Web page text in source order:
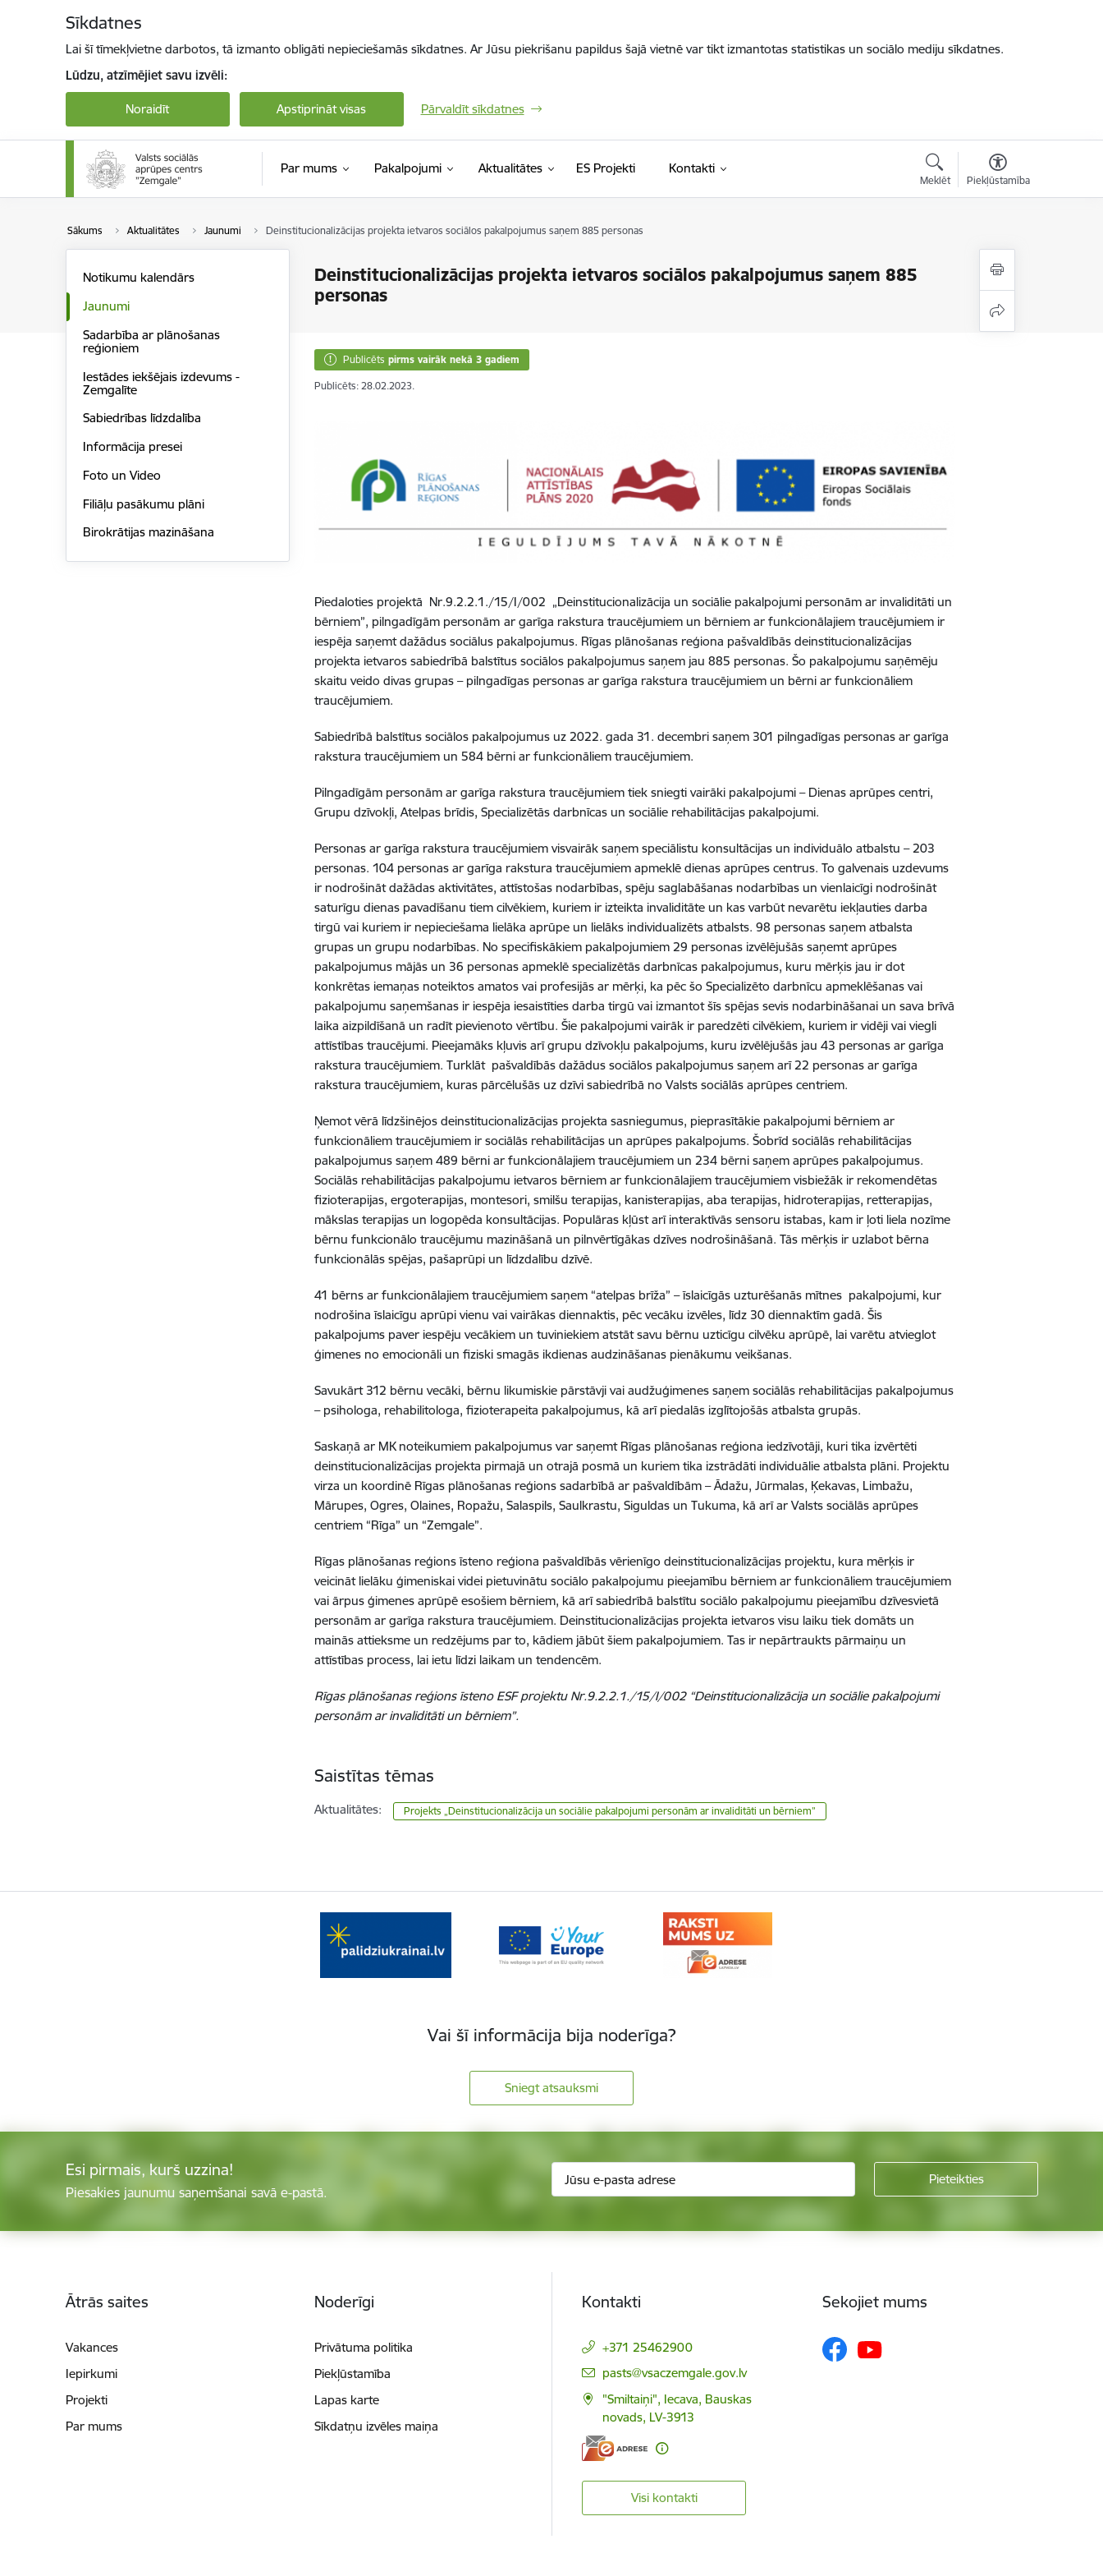
Sīkdatnes
Lai šī tīmekļvietne darbotos, tā izmanto obligāti nepieciešamās sīkdatnes. Ar Jūsu piekrišanu papildus šajā vietnē var tikt izmantotas statistikas un sociālo mediju sīkdatnes.
Lūdzu, atzīmējiet savu izvēli:
Noraidīt Apstiprināt visas Pārvaldīt sīkdatnes
Par mums Pakalpojumi Aktualitātes ES Projekti Kontakti
Meklēt Piekļūstamība
Sākums Aktualitātes Jaunumi Deinstitucionalizācijas projekta ietvaros sociālos pakalpojumus saņem 885 personas
Deinstitucionalizācijas projekta ietvaros sociālos pakalpojumus saņem 885
personas
Notikumu kalendārs
Jaunumi
Sadarbība ar plānošanas
reģioniem
Iestādes iekšējais izdevums -
Zemgalīte
Sabiedrības līdzdalība
Informācija presei
Foto un Video
Filiāļu pasākumu plāni
Birokrātijas mazināšana
Publicēts pirms vairāk nekā 3 gadiem
Publicēts: 28.02.2023.
Piedaloties projektā Nr.9.2.2.1./15/I/002 „Deinstitucionalizācija un sociālie pakalpojumi personām ar invaliditāti un
bērniem”, pilngadīgām personām ar garīga rakstura traucējumiem un bērniem ar funkcionālajiem traucējumiem ir
iespēja saņemt dažādus sociālus pakalpojumus. Rīgas plānošanas reģiona pašvaldībās deinstitucionalizācijas
projekta ietvaros sabiedrībā balstītus sociālos pakalpojumus saņem jau 885 personas. Šo pakalpojumu saņēmēju
skaitu veido divas grupas – pilngadīgas personas ar garīga rakstura traucējumiem un bērni ar funkcionāliem
traucējumiem.
Sabiedrībā balstītus sociālos pakalpojumus uz 2022. gada 31. decembri saņem 301 pilngadīgas personas ar garīga
rakstura traucējumiem un 584 bērni ar funkcionāliem traucējumiem.
Pilngadīgām personām ar garīga rakstura traucējumiem tiek sniegti vairāki pakalpojumi – Dienas aprūpes centri,
Grupu dzīvokļi, Atelpas brīdis, Specializētās darbnīcas un sociālie rehabilitācijas pakalpojumi.
Personas ar garīga rakstura traucējumiem visvairāk saņem speciālistu konsultācijas un individuālo atbalstu–203
personas. 104 personas ar garīga rakstura traucējumiem apmeklē dienas aprūpes centrus.To galvenais uzdevums
ir nodrošināt dažādas aktivitātes, attīstošas nodarbības, spēju saglabāšanas nodarbības un vienlaicīgi nodrošināt
saturīgu dienas pavadīšanu tiem cilvēkiem, kuriem ir izteikta invaliditāte un kas varbūt nevarētu iekļauties darba
tirgū vai kuriem ir nepieciešama lielāka aprūpe un lielāks individualizēts atbalsts. 98 personas saņem atbalsta
grupas un grupu nodarbības. No specifiskākiem pakalpojumiem 29 personas izvēlējušās saņemt aprūpes
pakalpojumus mājās un 36 personas apmeklē specializētās darbnīcas pakalpojumus, kuru mērķis jau ir dot
konkrētas iemaņas noteiktos amatos vai profesijās ar mērķi, ka pēc šo Specializēto darbnīcu apmeklēšanas vai
pakalpojumu saņemšanas ir iespēja iesaistīties darba tirgū vai izmantot šīs spējas sevis nodarbināšanai un sava brīvā
laika aizpildīšanā un radīt pievienoto vērtību. Šie pakalpojumi vairāk ir paredzēti cilvēkiem, kuriem ir vidēji vai viegli
attīstības traucējumi. Pieejamāks kļuvis arī grupu dzīvokļu pakalpojums, kuru izvēlējušās jau 43 personas ar garīga
rakstura traucējumiem.Turklāt pašvaldībās dažādus sociālos pakalpojumus saņem arī 22 personas ar garīga
rakstura traucējumiem, kuras pārcēlušās uz dzīvi sabiedrībā no Valsts sociālās aprūpes centriem.
Ņemot vērā līdzšinējos deinstitucionalizācijas projekta sasniegumus, pieprasītākie pakalpojumi bērniem ar
funkcionāliem traucējumiem ir sociālās rehabilitācijas un aprūpes pakalpojums. Šobrīd sociālās rehabilitācijas
pakalpojumus saņem 489 bērni ar funkcionālajiem traucējumiem un 234 bērni saņem aprūpes pakalpojumus.
Sociālās rehabilitācijas pakalpojumu ietvaros bērniem ar funkcionālajiem traucējumiem visbiežāk ir rekomendētas
fizioterapijas, ergoterapijas, montesori, smilšu terapijas, kanisterapijas, aba terapijas, hidroterapijas, retterapijas,
mākslas terapijas un logopēda konsultācijas. Populāras kļūst arī interaktīvās sensoru istabas, kam ir ļoti liela nozīme
bērnu funkcionālo traucējumu mazināšanā un pilnvērtīgākas dzīves nodrošināšanā. Tās mērķis ir uzlabot bērna
funkcionālās spējas, pašaprūpi un līdzdalību dzīvē.
41 bērns ar funkcionālajiem traucējumiem saņem “atelpas brīža”– īslaicīgās uzturēšanās mītnes pakalpojumi, kur
nodrošina īslaicīgu aprūpi vienu vai vairākas diennaktis, pēc vecāku izvēles, līdz 30 diennaktīm gadā. Šis
pakalpojums paver iespēju vecākiem un tuviniekiematstāt savu bērnu uzticīgu cilvēku aprūpē, lai varētuatvieglot
ģimenes no emocionāli un fiziski smagās ikdienas audzināšanas pienākumu veikšanas.
Savukārt 312 bērnu vecāki, bērnu likumiskie pārstāvji vai audžuģimenes saņem sociālās rehabilitācijas pakalpojumus
– psihologa, rehabilitologa, fizioterapeita pakalpojumus, kā arī piedalās izglītojošās atbalsta grupās.
Saskaņā ar MK noteikumiem pakalpojumus var saņemt Rīgas plānošanas reģiona iedzīvotāji, kuri tika izvērtēti
deinstitucionalizācijas projekta pirmajā un otrajā posmā un kuriem tika izstrādāti individuālie atbalsta plāni. Projektu
virza un koordinē Rīgas plānošanas reģions sadarbībā ar pašvaldībām–Ādažu, Jūrmalas, Ķekavas, Limbažu,
Mārupes, Ogres, Olaines, Ropažu, Salaspils, Saulkrastu, Siguldas un Tukuma, kā arī ar Valsts sociālās aprūpes
centriem “Rīga” un “Zemgale”.
Rīgas plānošanas reģions īsteno reģiona pašvaldībās vērienīgo deinstitucionalizācijas projektu, kura mērķis ir
veicināt lielāku ģimeniskai videi pietuvinātu sociālo pakalpojumu pieejamību bērniem ar funkcionāliem traucējumiem
vai ārpus ģimenes aprūpē esošiem bērniem, kā arī sabiedrībā balstītu sociālo pakalpojumu pieejamību dzīvesvietā
personām ar garīga rakstura traucējumiem. Deinstitucionalizācijas projekta ietvaros visu laiku tiek domāts un
mainās attieksme un redzējums par to, kādiem jābūt šiem pakalpojumiem. Tas ir nepārtraukts pārmaiņu un
attīstības process, lai ietu līdzi laikam un tendencēm.
Rīgas plānošanas reģions īsteno ESF projektu Nr.9.2.2.1./15/I/002 “Deinstitucionalizācija un sociālie pakalpojumi
personām ar invaliditāti un bērniem”.
Saistītas tēmas
Aktualitātes: Projekts „Deinstitucionalizācija un sociālie pakalpojumi personām ar invaliditāti un bērniem”
Vai šī informācija bija noderīga?
Sniegt atsauksmi
Esi pirmais, kurš uzzina!
Piesakies jaunumu saņemšanai savā e-pastā.
Ātrās saites
Vakances
Iepirkumi
Projekti
Par mums
Noderīgi
Privātuma politika
Piekļūstamība
Lapas karte
Sīkdatņu izvēles maiņa
Kontakti
+371 25462900
E-pasts:
pasts@vsaczemgale.gov.lv
"Smiltaiņi", Iecava, Bauskas
novads, LV-3913
Visi kontakti
Sekojiet mums